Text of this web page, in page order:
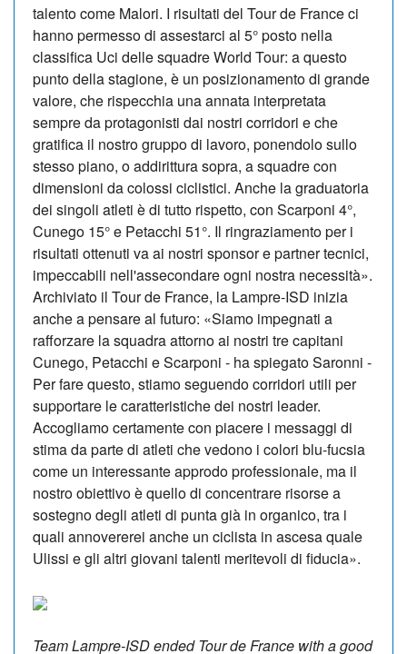
talento come Malori. I risultati del Tour de France ci
hanno permesso di assestarci al 5° posto nella
classifica Uci delle squadre World Tour: a questo
punto della stagione, è un posizionamento di grande
valore, che rispecchia una annata interpretata
sempre da protagonisti dai nostri corridori e che
gratifica il nostro gruppo di lavoro, ponendolo sullo
stesso piano, o addirittura sopra, a squadre con
dimensioni da colossi ciclistici. Anche la graduatoria
dei singoli atleti è di tutto rispetto, con Scarponi 4°,
Cunego 15° e Petacchi 51°. Il ringraziamento per i
risultati ottenuti va ai nostri sponsor e partner tecnici,
impeccabili nell'assecondare ogni nostra necessità».
Archiviato il Tour de France, la Lampre-ISD inizia
anche a pensare al futuro: «Siamo impegnati a
rafforzare la squadra attorno ai nostri tre capitani
Cunego, Petacchi e Scarponi - ha spiegato Saronni -
Per fare questo, stiamo seguendo corridori utili per
supportare le caratteristiche dei nostri leader.
Accogliamo certamente con piacere i messaggi di
stima da parte di atleti che vedono i colori blu-fucsia
come un interessante approdo professionale, ma il
nostro obiettivo è quello di concentrare risorse a
sostegno degli atleti di punta già in organico, tra i
quali annovererei anche un ciclista in ascesa quale
Ulissi e gli altri giovani talenti meritevoli di fiducia».
Team Lampre-ISD ended Tour de France with a good